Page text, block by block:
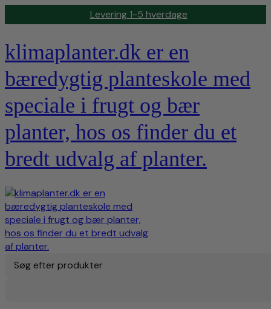
Levering 1-5 hverdage
klimaplanter.dk er en
bæredygtig planteskole med
speciale i frugt og bær
planter, hos os finder du et
bredt udvalg af planter.
Søg efter produkter